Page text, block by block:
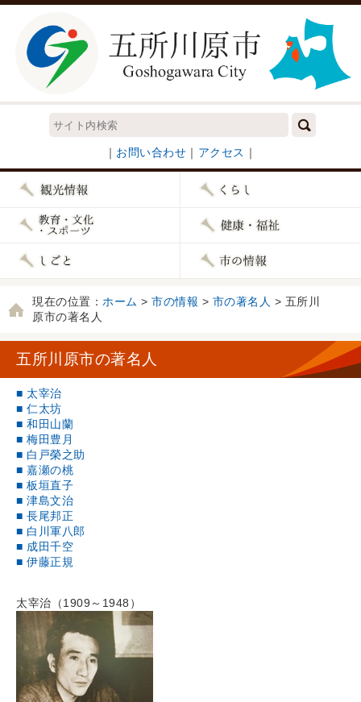
｜ お問い合わせ ｜ アクセス ｜
現在の位置： ホーム > 市の情報 > 市の著名人 > 五所川
原市の著名人
五所川原市の著名人
■ 太宰治
■ 仁太坊
■ 和田山蘭
■ 梅田豊月
■ 白戸榮之助
■ 嘉瀬の桃
■ 板垣直子
■ 津島文治
■ 長尾邦正
■ 白川軍八郎
■ 成田千空
■ 伊藤正規
太宰治（1909～1948）